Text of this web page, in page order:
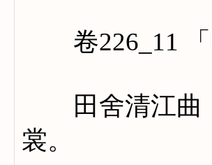
卷226_11 「
田舍清江曲，
裳。